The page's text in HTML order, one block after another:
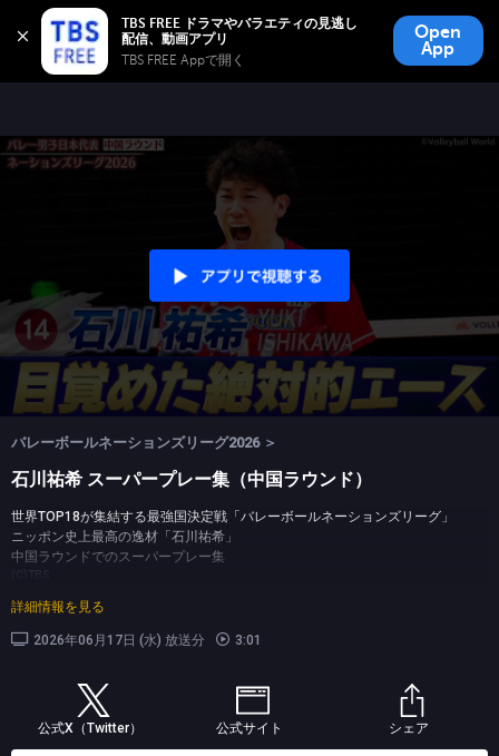
TBS FREE ドラマやバラエティの見逃し
TBS FREE Appで開く
Open
App
TBS FREE
無料見逃し配信
バレーボールネーションズリーグ2026 ＞
石川祐希 スーパープレー集（中国ラウンド）
世界TOP18が集結する最強国決定戦「バレーボールネーションズリーグ」
ニッポン史上最高の逸材「石川祐希」
中国ラウンドでのスーパープレー集
詳細情報を見る
2026年06月17日 (水) 放送分 3:01
公式X（Twitter） 公式サイト シェア